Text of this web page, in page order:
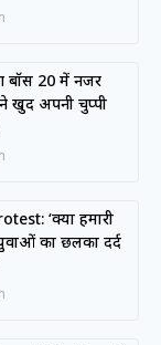
बॉस 20 में नजर
खुद अपनी चुप्पी
‘क्या हमारी
का छलका दर्द